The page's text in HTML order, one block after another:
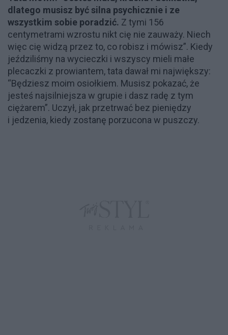
dlatego musisz być silna psychicznie i ze
wszystkim sobie poradzić. Z tymi 156
centymetrami wzrostu nikt cię nie zauważy. Niech
więc cię widzą przez to, co robisz i mówisz”. Kiedy
jeździliśmy na wycieczki i wszyscy mieli małe
plecaczki z prowiantem, tata dawał mi największy:
“Będziesz moim osiołkiem. Musisz pokazać, że
jesteś najsilniejsza w grupie i dasz radę z tym
ciężarem”. Uczył, jak przetrwać bez pieniędzy
i jedzenia, kiedy zostanę porzucona w puszczy.